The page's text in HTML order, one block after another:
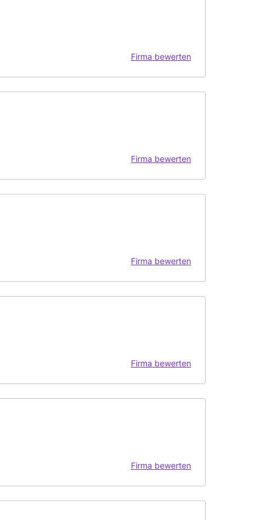
Firma bewerten
Firma bewerten
Firma bewerten
Firma bewerten
Firma bewerten